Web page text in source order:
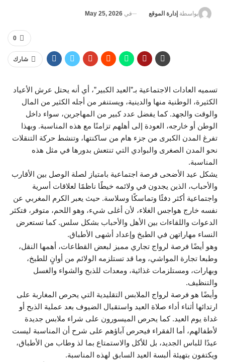
بواسطة إدارة الموقع في May 25, 2026
0
شارك
تسميه العادات الاجتماعية بـ”العيد الكبير”، أي أنه يحتل عرش الأعياد
الكثيرة، الوطنية منها والدينية، ويستنفر من أجله الكثير من المال
والوقت والجهد. كما يفضل عدد كبير من المهاجرين، سواء داخل
الوطن أو خارجه، العودة إلى أهلهم تزامنًا مع هذه المناسبة. وبهذا
تفرغ المدن الكبرى من جزء هام من ساكنتها، وتنشط حركة التنقلات
نحو المدن الصغرى والبوادي التي تنتعش بدورها في مثل هذه
المناسبة.
يشكل عيد الأضحى فرصة اجتماعية بامتياز لصلة الوصل بين الأقارب
والأحباب، الذين يجدون في ولائمه خيطًا ناظمًا لعلاقات أسرية
واجتماعية أكثر دفئًا وتماسكًا وسلاسة. حيث يعبر الكرم المغربي عن
نفسه خارج هواجس الغلاء، لأن أغلى شيء، وهو اللحم، متوفر، فتكثر
الدعوات واللقاءات بين الأهل والأحباب بشكل سلس. كما تستعرض
النساء مهاراتهن في الطبخ وإعداد أشهى الأطباق.
وهو أيضًا فرصة لرواج تجاري مميز لبعض القطاعات، أهمها النقل،
وطبعا تجارة المواشي، وما قد تستلزمه الولائم من أوانٍ للطبخ،
وبهارات، ومستلزمات غذائية، ومعدات للذبح والشواء والغسل
والتنظيف.
وأيضًا هو فرصة لرواج الملابس التقليدية التي يحرص المغاربة على
ارتدائها أثناء أداء صلاة العيد واستقبال الضيوف بعد عملية الذبح أو
غداة يوم العيد. كما يحرص الميسورون على شراء ملابس جديدة
لأطفالهم، أما الفقراء فيحرص آباؤهم على شرح أن المناسبة ليست
عيدًا للباس الجديد، بل للأكل والاستمتاع بما لذ وطاب من الأطباق،
ويكتفون بتهيئة ألبسة العيد السابق لهذه المناسبة.